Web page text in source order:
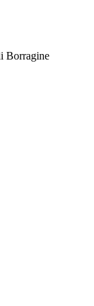
Borragine